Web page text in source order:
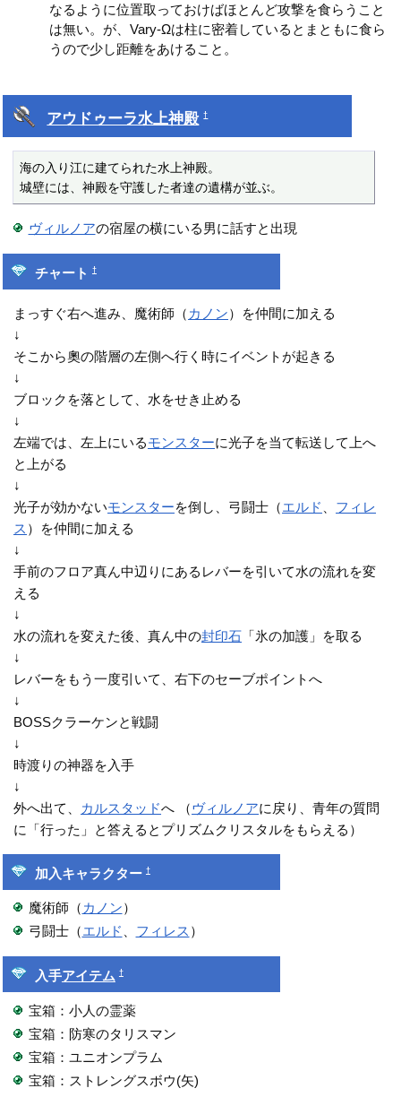
なるように位置取っておけばほとんど攻撃を食らうこと
は無い。が、Vary-Ωは柱に密着しているとまともに食ら
うので少し距離をあけること。
アウドゥーラ水上神殿 †
海の入り江に建てられた水上神殿。
城壁には、神殿を守護した者達の遺構が並ぶ。
ヴィルノアの宿屋の横にいる男に話すと出現
チャート †
まっすぐ右へ進み、魔術師（ カノン）を仲間に加える
↓
そこから奧の階層の左側へ行く時にイベントが起きる
↓
ブロックを落として、水をせき止める
↓
左端では、左上にいるモンスターに光子を当て転送して上へ
と上がる
↓
光子が効かないモンスターを倒し、弓闘士（エルド
フィレ
ス ）を仲間に加える
↓
手前のフロア真ん中辺りにあるレバーを引いて水の流れを変
える
↓
水の流れを変えた後、真ん中の封印石 「氷の加護」を取る
↓
レバーをもう一度引いて、右下のセーブポイントへ
↓
BOSSクラーケンと戦闘
↓
時渡りの神器を入手
↓
外へ出て、
カルスタッドへ （ヴィルノアに戻り、青年の質問
に「行った」と答えるとプリズムクリスタルをもらえる）
加入キャラクター †
魔術師（ カノン）
弓闘士（エルド 、 フィレス ）
入手アイテム †
宝箱：小人の霊薬
宝箱：防寒のタリスマン
宝箱：ユニオンプラム
宝箱：ストレングスボウ(矢)